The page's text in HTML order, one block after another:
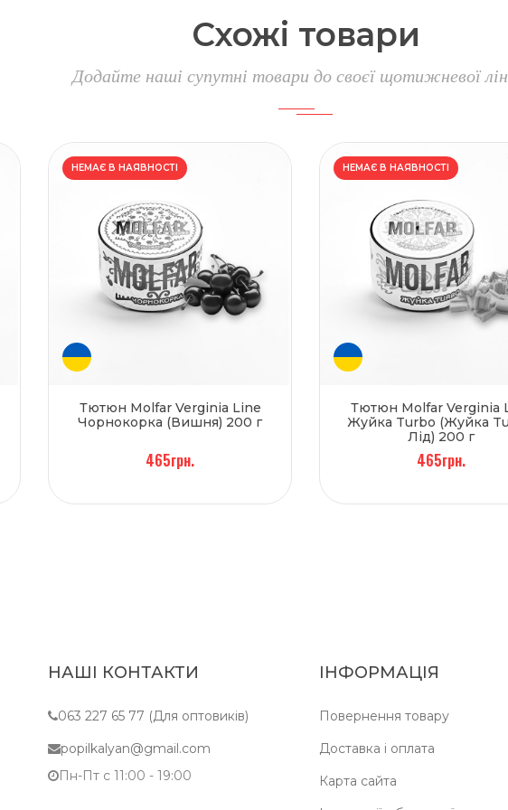
Схожі товари
Додайте наші супутні товари до своєї щотижневої
НЕМАЄ В НАЯВНОСТІ
Тютюн Molfar Verginia Line
Чорнокорка (Вишня) 200 г
465грн.
НЕМАЄ В НАЯВНОСТІ
Тютюн Molfar Verginia
Жуйка Turbo (Жуйка
Лід) 200 г
465грн.
НАШІ КОНТАКТИ
063 227 65 77 (Для оптовиків)
popilkalyan@gmail.com
Пн-Пт c 11:00 - 19:00
ІНФОРМАЦІЯ
Повернення товару
Доставка і оплата
Карта сайта